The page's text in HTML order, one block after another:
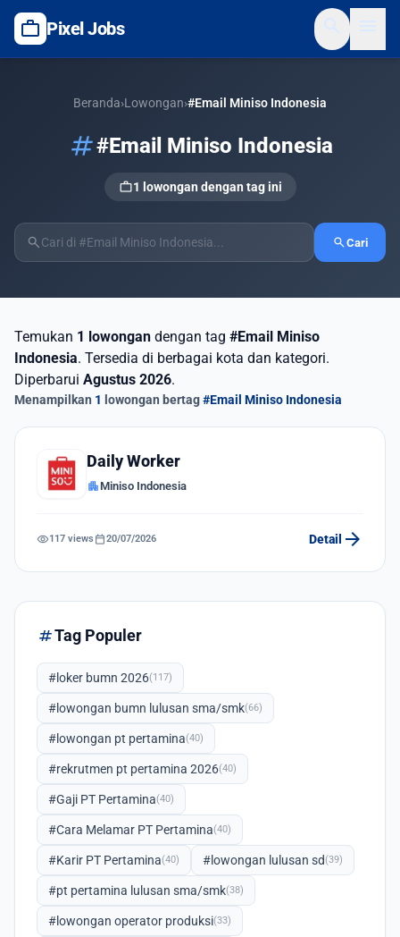
work Pixel Jobs
Beranda›Lowongan›#Email Miniso Indonesia
tag#Email Miniso Indonesia
work1 lowongan dengan tag ini
search searchCari
Temukan 1 lowongan dengan tag #Email Miniso
Indonesia. Tersedia di berbagai kota dan kategori.
Diperbarui Agustus 2026.
Menampilkan 1 lowongan bertag#Email Miniso Indonesia
Daily Worker
apartmentMiniso Indonesia
visibility117 views calendar_today20/07/2026 Detail arrow_forward
tagTag Populer
#loker bumn 2026(117)
#lowongan bumn lulusan sma/smk(66)
#lowongan pt pertamina(40)
#rekrutmen pt pertamina 2026(40)
#Gaji PT Pertamina(40)
#Cara Melamar PT Pertamina(40)
#Karir PT Pertamina(40) #lowongan lulusan sd(39)
#pt pertamina lulusan sma/smk(38)
#lowongan operator produksi(33)